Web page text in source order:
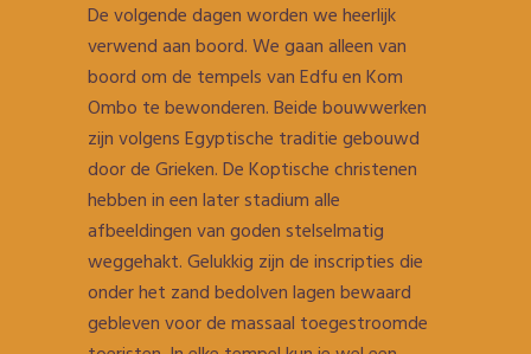
De volgende dagen worden we heerlijk
verwend aan boord. We gaan alleen van
boord om de tempels van Edfu en Kom
Ombo te bewonderen. Beide bouwwerken
zijn volgens Egyptische traditie gebouwd
door de Grieken. De Koptische christenen
hebben in een later stadium alle
afbeeldingen van goden stelselmatig
weggehakt. Gelukkig zijn de inscripties die
onder het zand bedolven lagen bewaard
gebleven voor de massaal toegestroomde